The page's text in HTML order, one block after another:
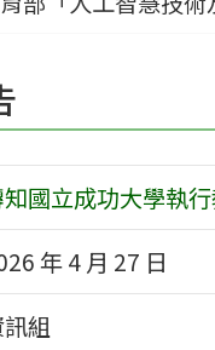
國立成功大學執
年 4 月 27 日
組